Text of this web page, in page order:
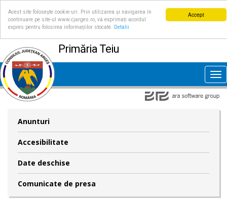
Accept
Acest site folosește cookie-uri. Prin utilizarea și navigarea în
continuare pe site-ul www.cjarges.ro, vă exprimați acordul
expres pentru folosirea informațiilor stocate.
Detalii
Primăria Teiu
Anunturi
Accesibilitate
Date deschise
Comunicate de presa